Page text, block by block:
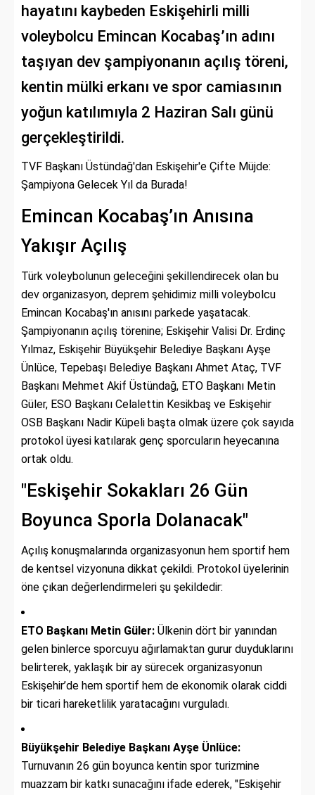
hayatını kaybeden Eskişehirli milli
voleybolcu Emincan Kocabaş’ın adını
taşıyan dev şampiyonanın açılış töreni,
kentin mülki erkanı ve spor camiasının
yoğun katılımıyla 2 Haziran Salı günü
gerçekleştirildi.
TVF Başkanı Üstündağ'dan Eskişehir'e Çifte Müjde:
Şampiyona Gelecek Yıl da Burada!
Emincan Kocabaş’ın Anısına
Yakışır Açılış
Türk voleybolunun geleceğini şekillendirecek olan bu
dev organizasyon, deprem şehidimiz milli voleybolcu
Emincan Kocabaş'ın anısını parkede yaşatacak.
Şampiyonanın açılış törenine; Eskişehir Valisi Dr. Erdinç
Yılmaz, Eskişehir Büyükşehir Belediye Başkanı Ayşe
Ünlüce, Tepebaşı Belediye Başkanı Ahmet Ataç, TVF
Başkanı Mehmet Akif Üstündağ, ETO Başkanı Metin
Güler, ESO Başkanı Celalettin Kesikbaş ve Eskişehir
OSB Başkanı Nadir Küpeli başta olmak üzere çok sayıda
protokol üyesi katılarak genç sporcuların heyecanına
ortak oldu.
"Eskişehir Sokakları 26 Gün
Boyunca Sporla Dolanacak"
Açılış konuşmalarında organizasyonun hem sportif hem
de kentsel vizyonuna dikkat çekildi. Protokol üyelerinin
öne çıkan değerlendirmeleri şu şekildedir:
ETO Başkanı Metin Güler: Ülkenin dört bir yanından
gelen binlerce sporcuyu ağırlamaktan gurur duyduklarını
belirterek, yaklaşık bir ay sürecek organizasyonun
Eskişehir’de hem sportif hem de ekonomik olarak ciddi
bir ticari hareketlilik yaratacağını vurguladı.
Büyükşehir Belediye Başkanı Ayşe Ünlüce:
Turnuvanın 26 gün boyunca kentin spor turizmine
muazzam bir katkı sunacağını ifade ederek, "Eskişehir